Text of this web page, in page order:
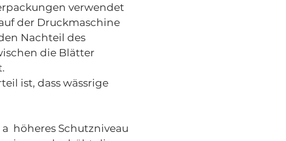
verwendet
der Druckmaschine
Nachteil des
die Blätter
ist, dass wässrige
höheres Schutzniveau